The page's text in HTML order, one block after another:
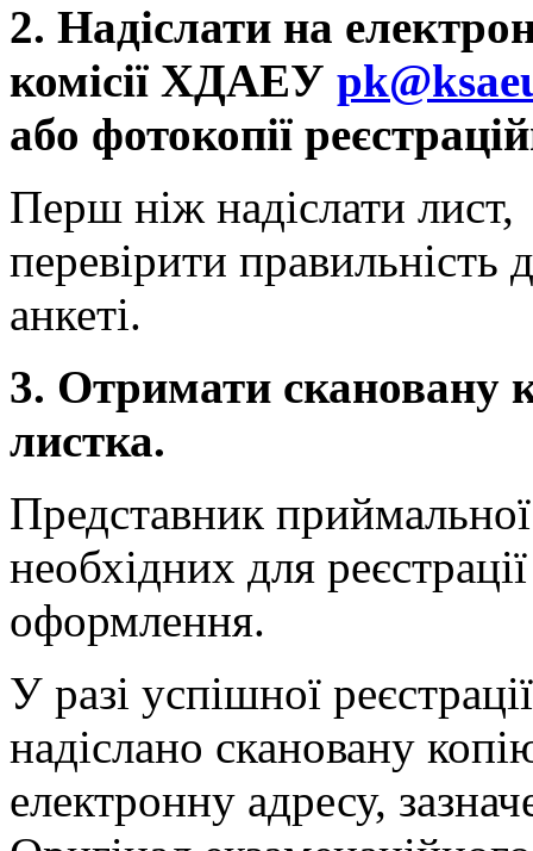
2. Надіслати на
комісії ХДАЕУ
або фотокопії
Перш ніж надіслати лист,
перевірити правильність
анкеті.
3. Отримати скановану
листка.
Представник приймальної
необхідних для
оформлення.
У разі успішної
надіслано скановану
електронну адресу,